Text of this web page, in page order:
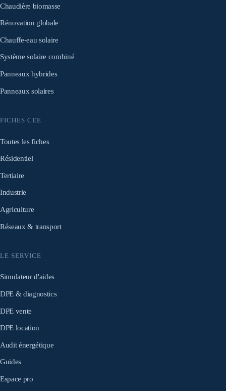
Chaudière biomasse
Rénovation globale
Chauffe-eau solaire
Système solaire combiné
Panneaux hybrides
Panneaux solaires
FICHES CEE
Toutes les fiches
Résidentiel
Tertiaire
Industrie
Agriculture
Réseaux & transport
LE SERVICE
Simulateur d'aides
DPE & diagnostics
DPE vente
DPE location
Audit énergétique
Guides
Espace pro